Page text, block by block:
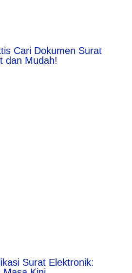
Cari Dokumen Surat
dan Mudah!
Surat Elektronik: